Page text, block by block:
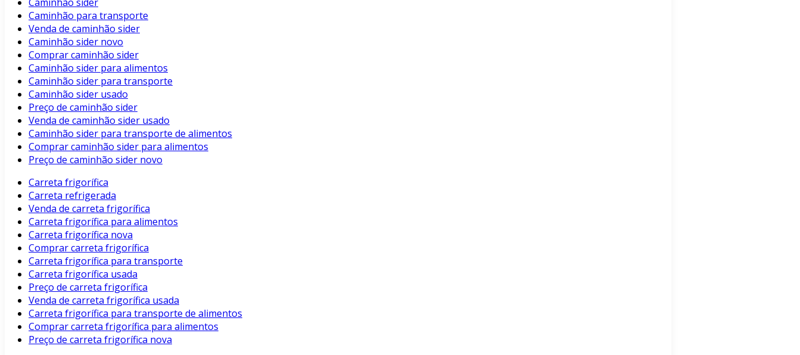
Caminhão para transporte
Venda de caminhão sider
Caminhão sider novo
Comprar caminhão sider
Caminhão sider para alimentos
Caminhão sider para transporte
Caminhão sider usado
Preço de caminhão sider
Venda de caminhão sider usado
Caminhão sider para transporte de alimentos
Comprar caminhão sider para alimentos
Preço de caminhão sider novo
Carreta frigorífica
Carreta refrigerada
Venda de carreta frigorífica
Carreta frigorífica para alimentos
Carreta frigorífica nova
Comprar carreta frigorífica
Carreta frigorífica para transporte
Carreta frigorífica usada
Preço de carreta frigorífica
Venda de carreta frigorífica usada
Carreta frigorífica para transporte de alimentos
Comprar carreta frigorífica para alimentos
Preço de carreta frigorífica nova